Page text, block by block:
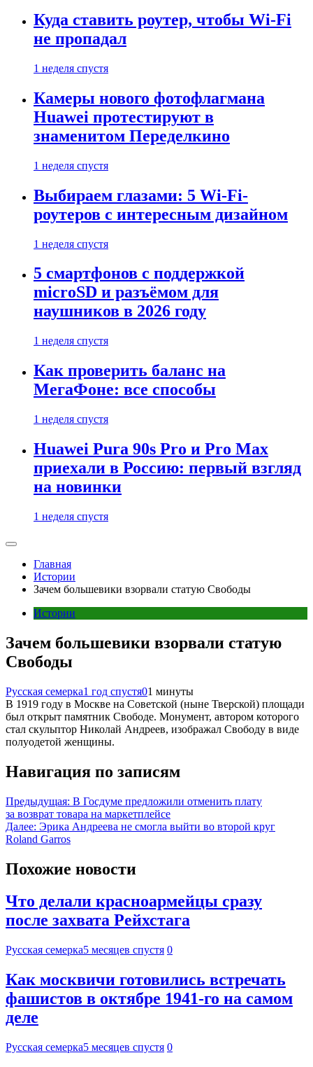
Куда ставить роутер, чтобы Wi-Fi
не пропадал
1 неделя спустя
Камеры нового фотофлагмана
Huawei протестируют в
знаменитом Переделкино
1 неделя спустя
Выбираем глазами: 5 Wi-Fi-
роутеров с интересным дизайном
1 неделя спустя
5 смартфонов с поддержкой
microSD и разъёмом для
наушников в 2026 году
1 неделя спустя
Как проверить баланс на
МегаФоне: все способы
1 неделя спустя
Huawei Pura 90s Pro и Pro Max
приехали в Россию: первый взгляд
на новинки
1 неделя спустя
Главная
Истории
Зачем большевики взорвали статую Свободы
Истории
Зачем большевики взорвали статую
Свободы
Русская семерка1 год спустя01 минуты
В 1919 году в Москве на Советской (ныне Тверской) площади
был открыт памятник Свободе. Монумент, автором которого
стал скульптор Николай Андреев, изображал Свободу в виде
полуодетой женщины.
Навигация по записям
Предыдущая: В Госдуме предложили отменить плату
за возврат товара на маркетплейсе
Далее: Эрика Андреева не смогла выйти во второй круг
Roland Garros
Похожие новости
Что делали красноармейцы сразу
после захвата Рейхстага
Русская семерка5 месяцев спустя 0
Как москвичи готовились встречать
фашистов в октябре 1941-го на самом
деле
Русская семерка5 месяцев спустя 0